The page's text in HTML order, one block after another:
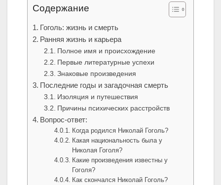
Содержание
Гоголь: жизнь и смерть
Ранняя жизнь и карьера
Полное имя и происхождение
Первые литературные успехи
Знаковые произведения
Последние годы и загадочная смерть
Изоляция и путешествия
Причины психических расстройств
Вопрос-ответ:
Когда родился Николай Гоголь?
Какая национальность была у
Николая Гоголя?
Какие произведения известны у
Гоголя?
Как скончался Николай Гоголь?